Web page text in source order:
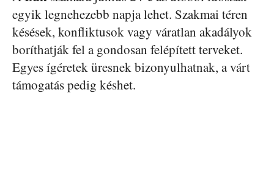
egyik legnehezebb napja lehet. Szakmai téren
késések, konfliktusok vagy váratlan akadályok
boríthatják fel a gondosan felépített terveket.
Egyes ígéretek üresnek bizonyulhatnak, a várt
támogatás pedig késhet.